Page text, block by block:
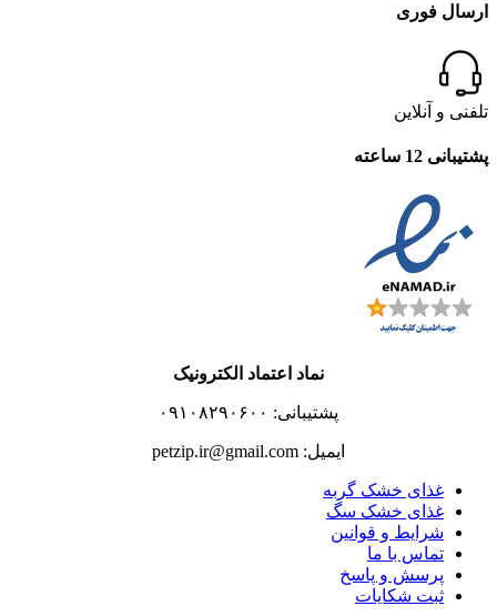
ارسال فوری
تلفنی و آنلاین
پشتیبانی 12 ساعته
نماد اعتماد الکترونیک
پشتیبانی: ۰۹۱۰۸۲۹۰۶۰۰
ایمیل: petzip.ir@gmail.com
غذای خشک گربه
غذای خشک سگ
شرایط و قوانین
تماس با ما
پرسش و پاسخ
ثبت شکایات